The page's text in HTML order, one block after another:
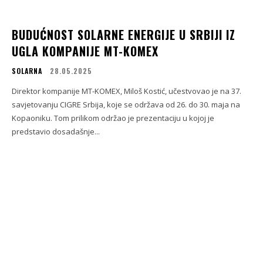
BUDUĆNOST SOLARNE ENERGIJE U SRBIJI IZ
UGLA KOMPANIJE MT-KOMEX
SOLARNA 28.05.2025
Direktor kompanije MT-KOMEX, Miloš Kostić, učestvovao je na 37.
savjetovanju CIGRE Srbija, koje se održava od 26. do 30. maja na
Kopaoniku. Tom prilikom održao je prezentaciju u kojoj je
predstavio dosadašnje...